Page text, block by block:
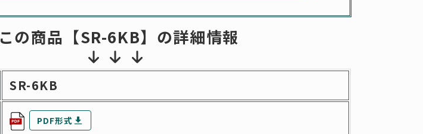
この商品【SR-6KB】の詳細情報
SR-6KB
PDF形式